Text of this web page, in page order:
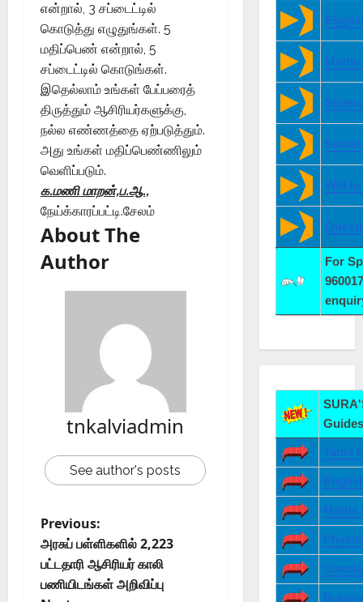
என்றால், 3 சப்டைட்டில்
கொடுத்து எழுதுங்கள். 5
மதிப்பெண் என்றால், 5
சப்டைட்டில் கொடுங்கள்.
இதெல்லாம் உங்கள் பேப்பரைத்
திருத்தும் ஆசிரியர்களுக்கு,
நல்ல எண்ணத்தை ஏற்படுத்தும்.
அது உங்கள் மதிப்பெண்ணிலும்
வெளிப்படும்.
க.மணி மாறன்,ப.ஆ.,
நேய்க்காரப்பட்டி.சேலம்
About The
Author
tnkalviadmin
See author's posts
Previous:
அரசுப் பள்ளிகளில் 2,223
பட்டதாரி ஆசிரியர் காலி
பணியிடங்கள் அறிவிப்பு
Maths
Social
Will to
For
Tamil
Maths